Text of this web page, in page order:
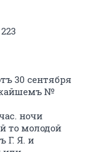
30 сентября
№
ночи
то молодой
Г. Я. и